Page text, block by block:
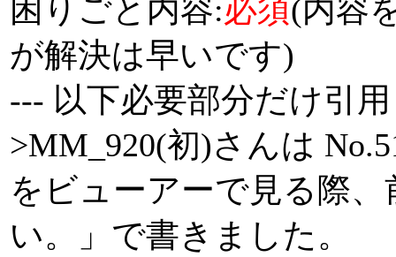
困りごと内容:必須(内容
が解決は早いです)
--- 以下必要部分だけ引
>MM_920(初)さんは
をビューアーで見る際
い。」で書きました。